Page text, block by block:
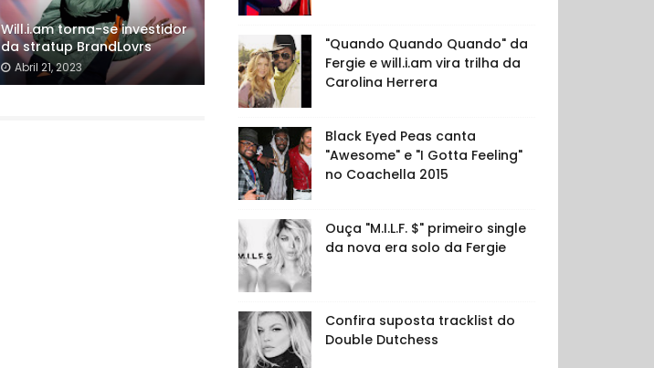
Will.i.am torna-se investidor
da stratup BrandLovrs
Abril 21, 2023
"Quando Quando Quando" da
Fergie e will.i.am vira trilha da
Carolina Herrera
Black Eyed Peas canta
"Awesome" e "I Gotta Feeling"
no Coachella 2015
Ouça "M.I.L.F. $" primeiro single
da nova era solo da Fergie
Confira suposta tracklist do
Double Dutchess